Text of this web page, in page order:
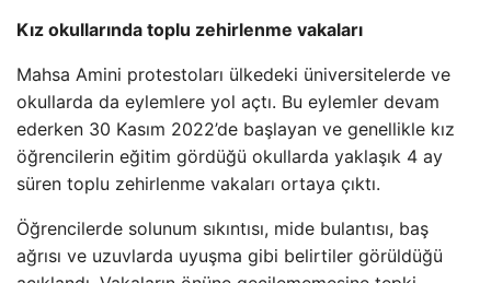
Kız okullarında toplu zehirlenme vakaları
Mahsa Amini protestoları ülkedeki üniversitelerde ve
okullarda da eylemlere yol açtı. Bu eylemler devam
ederken 30 Kasım 2022’de başlayan ve genellikle kız
öğrencilerin eğitim gördüğü okullarda yaklaşık 4 ay
süren toplu zehirlenme vakaları ortaya çıktı.
Öğrencilerde solunum sıkıntısı, mide bulantısı, baş
ağrısı ve uzuvlarda uyuşma gibi belirtiler görüldüğü